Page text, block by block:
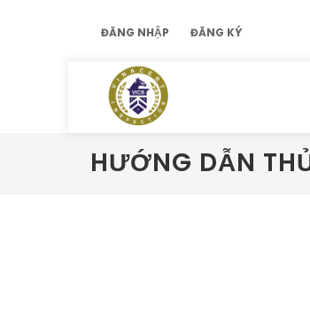
ĐĂNG NHẬP ĐĂNG KÝ
HƯỚNG DẪN